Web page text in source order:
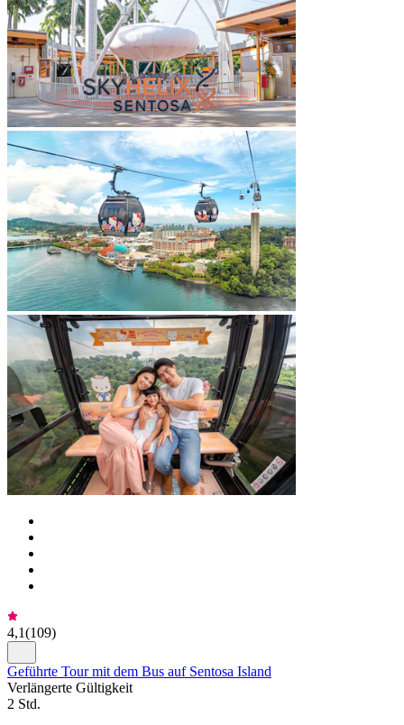
4,1(109)
Geführte Tour mit dem Bus auf Sentosa Island
Verlängerte Gültigkeit
2 Std.